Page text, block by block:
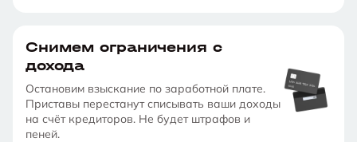
Снимем ограничения с
дохода
Остановим взыскание по заработной плате.
Приставы перестанут списывать ваши доходы
на счёт кредиторов. Не будет штрафов и
пеней.